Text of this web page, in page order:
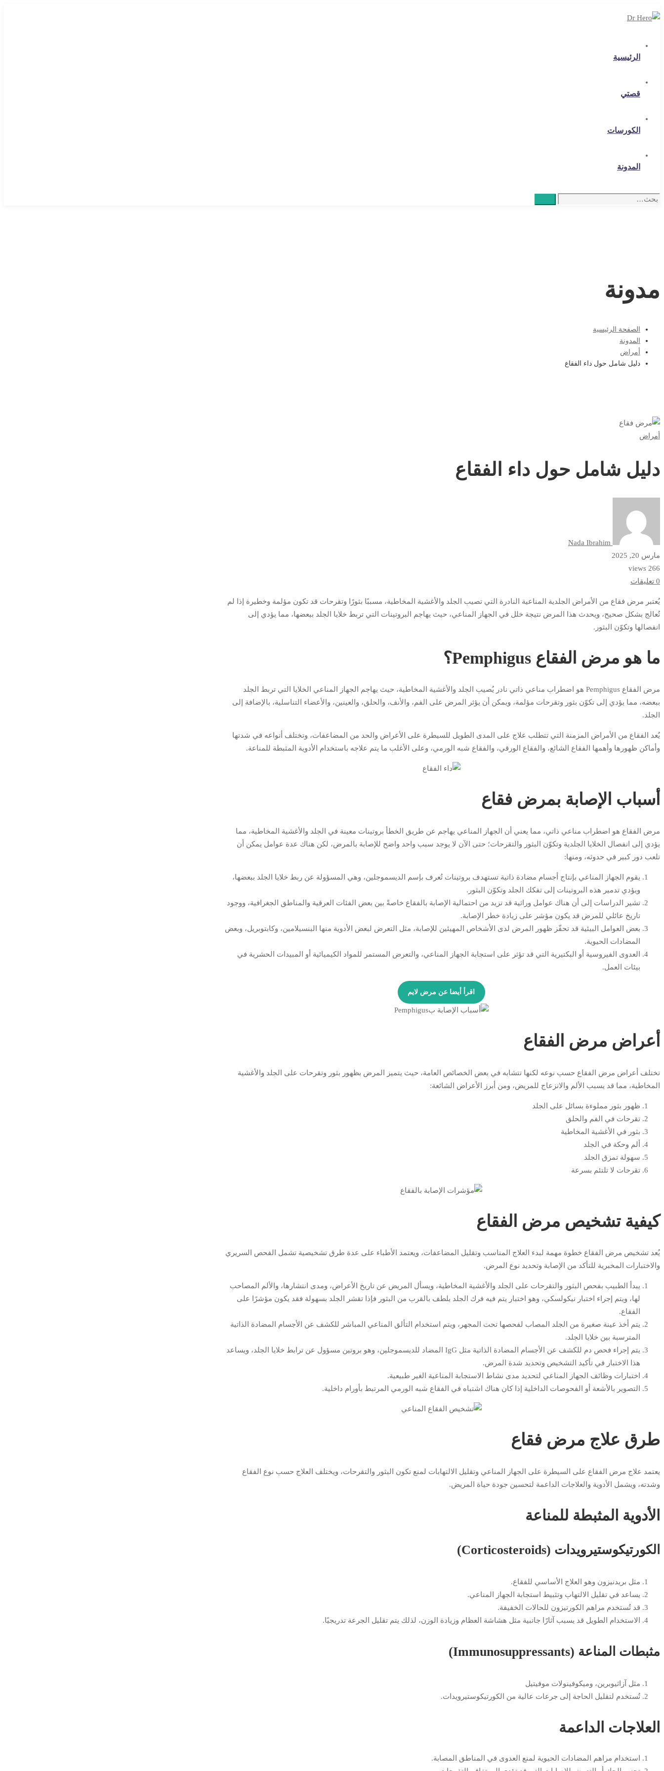
الرئيسية
قصتي
الكورسات
المدونة
Search
مدونة
الصفحة الرئيسية
المدونة
أمراض
دليل شامل حول داء الفقاع
دليل
حول
الفقاع
أمراض
دليل شامل حول داء الفقاع
مارس 20, 2025
266 views
0 تعليقات
يُعتبر مرض فقاع من الأمراض الجلدية المناعية النادرة التي تصيب الجلد والأغشية المخاطية، مسببًا بثورًا وتقرحات قد تكون مؤلمة وخطيرة إذا لم
تُعالج بشكل صحيح، ويحدث هذا المرض نتيجة خلل في الجهاز المناعي، حيث يهاجم البروتينات التي تربط خلايا الجلد ببعضها، مما يؤدي إلى
انفصالها وتكوّن البثور.
ما هو مرض الفقاع Pemphigus؟
مرض الفقاع Pemphigus هو اضطراب مناعي ذاتي نادر يُصيب الجلد والأغشية المخاطية، حيث يهاجم الجهاز المناعي الخلايا التي تربط الجلد
ببعضه، مما يؤدي إلى تكوّن بثور وتقرحات مؤلمة، ويمكن أن يؤثر المرض على الفم، والأنف، والحلق، والعينين، والأعضاء التناسلية، بالإضافة إلى
الجلد.
يُعد الفقاع من الأمراض المزمنة التي تتطلب علاج على المدى الطويل للسيطرة على الأعراض والحد من المضاعفات، وتختلف أنواعه في شدتها
وأماكن ظهورها وأهمها الفقاع الشائع، والفقاع الورقي، والفقاع شبه الورمي، وعلى الأغلب ما يتم علاجه باستخدام الأدوية المثبطة للمناعة.
أسباب الإصابة بمرض فقاع
مرض الفقاع هو اضطراب مناعي ذاتي، مما يعني أن الجهاز المناعي يهاجم عن طريق الخطأ بروتينات معينة في الجلد والأغشية المخاطية، مما
يؤدي إلى انفصال الخلايا الجلدية وتكوّن البثور والتقرحات؛ حتى الآن لا يوجد سبب واحد واضح للإصابة بالمرض، لكن هناك عدة عوامل يمكن أن
تلعب دور كبير في حدوثه، ومنها:
يقوم الجهاز المناعي بإنتاج أجسام مضادة ذاتية تستهدف بروتينات تُعرف بإسم الديسموجلين، وهي المسؤولة عن ربط خلايا الجلد ببعضها،
ويؤدي تدمير هذه البروتينات إلى تفكك الجلد وتكوّن البثور.
تشير الدراسات إلى أن هناك عوامل وراثية قد تزيد من احتمالية الإصابة بالفقاع خاصةً بين بعض الفئات العرقية والمناطق الجغرافية، ووجود
تاريخ عائلي للمرض قد يكون مؤشر على زيادة خطر الإصابة.
بعض العوامل البيئية قد تحفّز ظهور المرض لدى الأشخاص المهيئين للإصابة، مثل التعرض لبعض الأدوية منها البنسيلامين، وكابتوبريل، وبعض
المضادات الحيوية.
العدوى الفيروسية أو البكتيرية التي قد تؤثر على استجابة الجهاز المناعي، والتعرض المستمر للمواد الكيميائية أو المبيدات الحشرية في
بيئات العمل.
اقرأ أيضا عن مرض لايم
أعراض مرض الفقاع
تختلف أعراض مرض الفقاع حسب نوعه لكنها تتشابه في بعض الخصائص العامة، حيث يتميز المرض بظهور بثور وتقرحات على الجلد والأغشية
المخاطية، مما قد يسبب الألم والانزعاج للمريض، ومن أبرز الأعراض الشائعة:
ظهور بثور مملوءة بسائل على الجلد
تقرحات في الفم والحلق
بثور في الأغشية المخاطية
ألم وحكة في الجلد
سهولة تمزق الجلد
تقرحات لا تلتئم بسرعة
كيفية تشخيص مرض الفقاع
يُعد تشخيص مرض الفقاع خطوة مهمة لبدء العلاج المناسب وتقليل المضاعفات، ويعتمد الأطباء على عدة طرق تشخيصية تشمل الفحص السريري
والاختبارات المخبرية للتأكد من الإصابة وتحديد نوع المرض.
يبدأ الطبيب بفحص البثور والتقرحات على الجلد والأغشية المخاطية، ويسأل المريض عن تاريخ الأعراض، ومدى انتشارها، والألم المصاحب
لها، ويتم إجراء اختبار نيكولسكي، وهو اختبار يتم فيه فرك الجلد بلطف بالقرب من البثور فإذا تقشر الجلد بسهولة فقد يكون مؤشرًا على
الفقاع.
يتم أخذ عينة صغيرة من الجلد المصاب لفحصها تحت المجهر، ويتم استخدام التألق المناعي المباشر للكشف عن الأجسام المضادة الذاتية
المترسبة بين خلايا الجلد.
يتم إجراء فحص دم للكشف عن الأجسام المضادة الذاتية مثل IgG المضاد للديسموجلين، وهو بروتين مسؤول عن ترابط خلايا الجلد، ويساعد
هذا الاختبار في تأكيد التشخيص وتحديد شدة المرض.
اختبارات وظائف الجهاز المناعي لتحديد مدى نشاط الاستجابة المناعية الغير طبيعية.
التصوير بالأشعة أو الفحوصات الداخلية إذا كان هناك اشتباه في الفقاع شبه الورمي المرتبط بأورام داخلية.
طرق علاج مرض فقاع
يعتمد علاج مرض الفقاع على السيطرة على الجهاز المناعي وتقليل الالتهابات لمنع تكون البثور والتقرحات، ويختلف العلاج حسب نوع الفقاع
وشدته، ويشمل الأدوية والعلاجات الداعمة لتحسين جودة حياة المريض.
الأدوية المثبطة للمناعة
الكورتيكوستيرويدات (Corticosteroids)
مثل بريدنيزون وهو العلاج الأساسي للفقاع.
يساعد في تقليل الالتهاب وتثبيط استجابة الجهاز المناعي.
قد تُستخدم مراهم الكورتيزون للحالات الخفيفة.
الاستخدام الطويل قد يسبب آثارًا جانبية مثل هشاشة العظام وزيادة الوزن، لذلك يتم تقليل الجرعة تدريجيًا.
مثبطات المناعة (Immunosuppressants)
مثل آزاثيوبرين، وميكوفينولات موفيتيل
تُستخدم لتقليل الحاجة إلى جرعات عالية من الكورتيكوستيرويدات.
العلاجات الداعمة
استخدام مراهم المضادات الحيوية لمنع العدوى في المناطق المصابة.